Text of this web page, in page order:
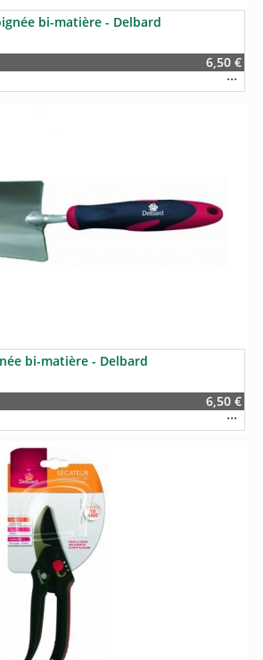
bi-matière - Delbard
6,50 €
bi-matière - Delbard
6,50 €